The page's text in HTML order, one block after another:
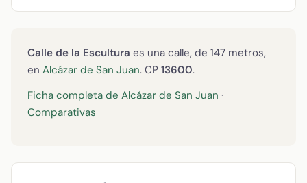
Calle de la Escultura es una calle, de 147 metros,
en Alcázar de San Juan. CP 13600.
Ficha completa de Alcázar de San Juan ·
Comparativas